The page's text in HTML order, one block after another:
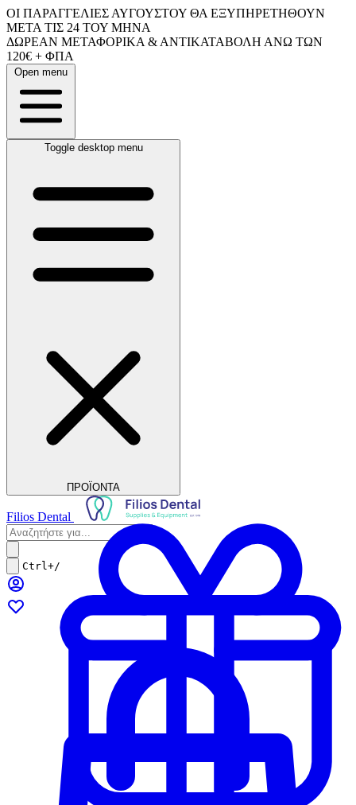
ΟΙ ΠΑΡΑΓΓΕΛΙΕΣ ΑΥΓΟΥΣΤΟΥ ΘΑ ΕΞΥΠΗΡΕΤΗΘΟΥΝ
ΜΕΤΑ ΤΙΣ 24 ΤΟΥ ΜΗΝΑ
ΔΩΡΕΑΝ ΜΕΤΑΦΟΡΙΚΑ & ΑΝΤΙΚΑΤΑΒΟΛΗ ΑΝΩ ΤΩΝ
120€ + ΦΠΑ
Open menu
Toggle desktop menu
ΠΡΟΪΟΝΤΑ
Filios Dental
Ctrl+/